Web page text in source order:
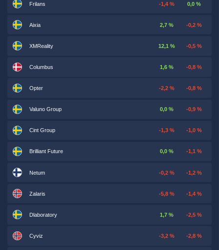
Frilans -1,4 % 0,0 %
Aixia 2,7 % -0,2 %
XMReality 12,1 % -0,5 %
Columbus 1,6 % -0,8 %
Opter -2,2 % -0,8 %
Valuno Group 0,0 % -0,9 %
Cint Group -1,3 % -1,0 %
Brilliant Future 0,0 % -1,1 %
Netum -0,2 % -1,2 %
Zalaris -5,8 % -1,4 %
Dlaboratory 1,7 % -2,5 %
Cyviz -3,2 % -2,8 %